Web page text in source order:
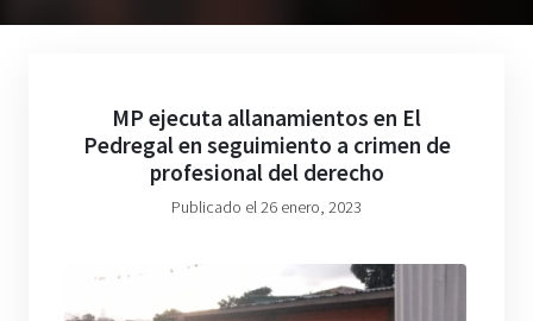
MP ejecuta allanamientos en El
Pedregal en seguimiento a crimen de
profesional del derecho
Publicado el 26 enero, 2023